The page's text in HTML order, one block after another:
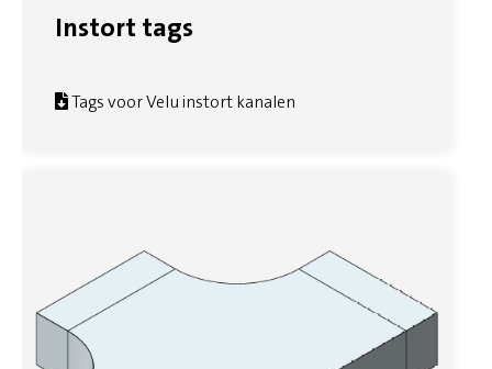
Instort tags
Tags voor Velu instort kanalen